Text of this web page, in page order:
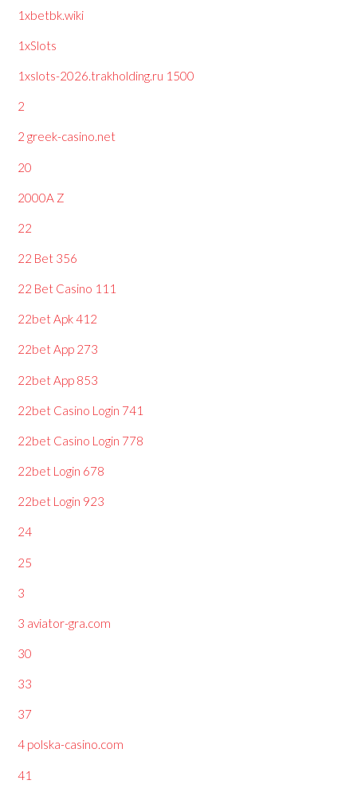
1xbetbk.wiki
1xSlots
1xslots-2026.trakholding.ru 1500
2
2 greek-casino.net
20
2000A Z
22
22 Bet 356
22 Bet Casino 111
22bet Apk 412
22bet App 273
22bet App 853
22bet Casino Login 741
22bet Casino Login 778
22bet Login 678
22bet Login 923
24
25
3
3 aviator-gra.com
30
33
37
4 polska-casino.com
41